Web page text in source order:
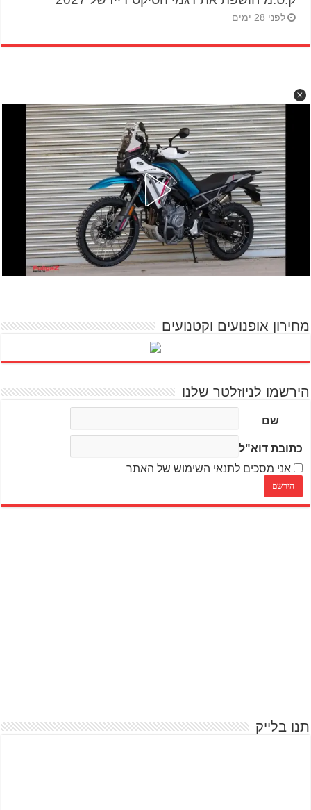
לפני 28 ימים
מחירון אופנועים וקטנועים
הירשמו לניוזלטר שלנו
שם
כתובת דוא"ל
אני מסכים לתנאי השימוש של האתר
תנו בלייק